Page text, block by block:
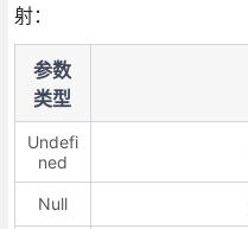
射：
参数
类型
Undefi
ned
Null